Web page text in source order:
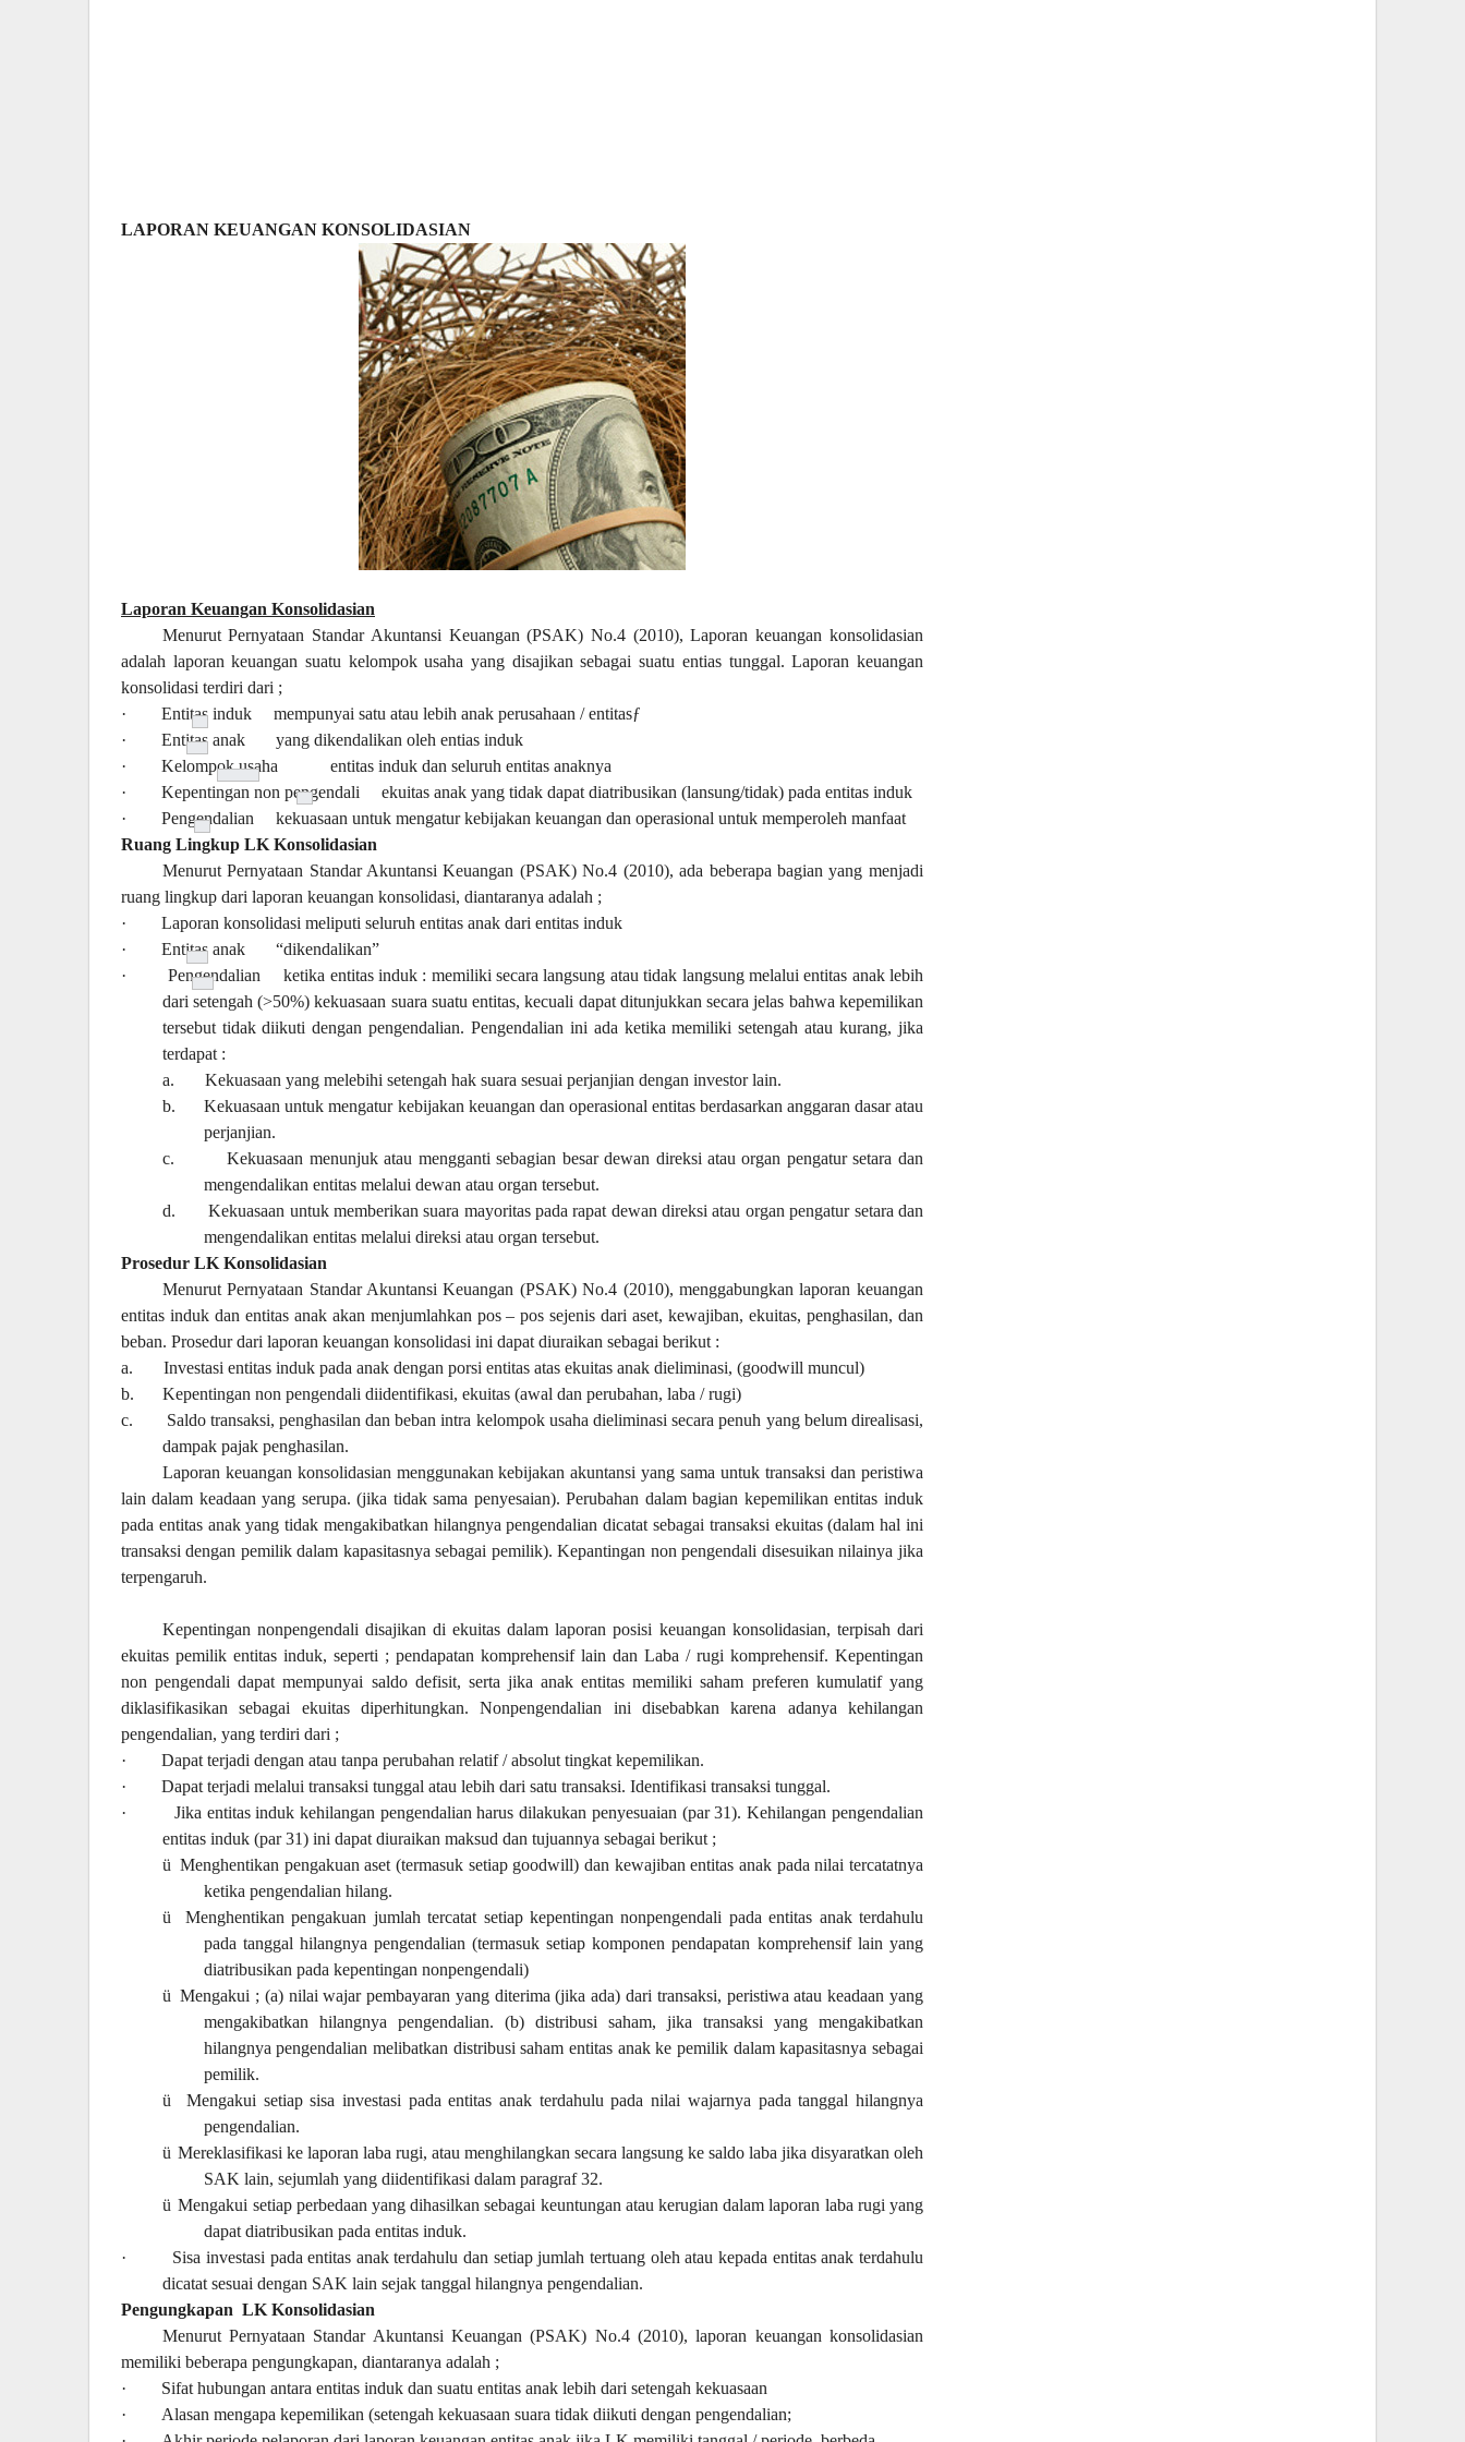
LAPORAN KEUANGAN KONSOLIDASIAN
Laporan Keuangan Konsolidasian
Menurut Pernyataan Standar Akuntansi Keuangan (PSAK) No.4 (2010), Laporan keuangan konsolidasian
adalah laporan keuangan suatu kelompok usaha yang disajikan sebagai suatu entias tunggal. Laporan keuangan
konsolidasi terdiri dari ;
·
Entitas induk
mempunyai satu atau lebih anak perusahaan / entitasƒ
·
Entitas anak
yang dikendalikan oleh entias induk
·
Kelompok usaha
entitas induk dan seluruh entitas anaknya
·
Kepentingan non pengendali
ekuitas anak yang tidak dapat diatribusikan (lansung/tidak) pada entitas induk
·
Pengendalian
kekuasaan untuk mengatur kebijakan keuangan dan operasional untuk memperoleh manfaat
Ruang Lingkup LK Konsolidasian
Menurut Pernyataan Standar Akuntansi Keuangan (PSAK) No.4 (2010), ada beberapa bagian yang menjadi
ruang lingkup dari laporan keuangan konsolidasi, diantaranya adalah ;
·
Laporan konsolidasi meliputi seluruh entitas anak dari entitas induk
·
Entitas anak
“dikendalikan”
·
Pengendalian
ketika entitas induk : memiliki secara langsung atau tidak langsung melalui entitas anak lebih
dari setengah (>50%) kekuasaan suara suatu entitas, kecuali dapat ditunjukkan secara jelas bahwa kepemilikan
tersebut tidak diikuti dengan pengendalian. Pengendalian ini ada ketika memiliki setengah atau kurang, jika
terdapat :
a.
Kekuasaan yang melebihi setengah hak suara sesuai perjanjian dengan investor lain.
b.
Kekuasaan untuk mengatur kebijakan keuangan dan operasional entitas berdasarkan anggaran dasar atau
perjanjian.
c.
Kekuasaan menunjuk atau mengganti sebagian besar dewan direksi atau organ pengatur setara dan
mengendalikan entitas melalui dewan atau organ tersebut.
d.
Kekuasaan untuk memberikan suara mayoritas pada rapat dewan direksi atau organ pengatur setara dan
mengendalikan entitas melalui direksi atau organ tersebut.
Prosedur LK Konsolidasian
Menurut Pernyataan Standar Akuntansi Keuangan (PSAK) No.4 (2010), menggabungkan laporan keuangan
entitas induk dan entitas anak akan menjumlahkan pos – pos sejenis dari aset, kewajiban, ekuitas, penghasilan, dan
beban. Prosedur dari laporan keuangan konsolidasi ini dapat diuraikan sebagai berikut :
a.
Investasi entitas induk pada anak dengan porsi entitas atas ekuitas anak dieliminasi, (goodwill muncul)
b.
Kepentingan non pengendali diidentifikasi, ekuitas (awal dan perubahan, laba / rugi)
c.
Saldo transaksi, penghasilan dan beban intra kelompok usaha dieliminasi secara penuh yang belum direalisasi,
dampak pajak penghasilan.
Laporan keuangan konsolidasian menggunakan kebijakan akuntansi yang sama untuk transaksi dan peristiwa
lain dalam keadaan yang serupa. (jika tidak sama penyesaian). Perubahan dalam bagian kepemilikan entitas induk
pada entitas anak yang tidak mengakibatkan hilangnya pengendalian dicatat sebagai transaksi ekuitas (dalam hal ini
transaksi dengan pemilik dalam kapasitasnya sebagai pemilik). Kepantingan non pengendali disesuikan nilainya jika
terpengaruh.
Kepentingan nonpengendali disajikan di ekuitas dalam laporan posisi keuangan konsolidasian, terpisah dari
ekuitas pemilik entitas induk, seperti ; pendapatan komprehensif lain dan Laba / rugi komprehensif. Kepentingan
non pengendali dapat mempunyai saldo defisit, serta jika anak entitas memiliki saham preferen kumulatif yang
diklasifikasikan sebagai ekuitas diperhitungkan. Nonpengendalian ini disebabkan karena adanya kehilangan
pengendalian, yang terdiri dari ;
·
Dapat terjadi dengan atau tanpa perubahan relatif / absolut tingkat kepemilikan.
·
Dapat terjadi melalui transaksi tunggal atau lebih dari satu transaksi. Identifikasi transaksi tunggal.
·
Jika entitas induk kehilangan pengendalian harus dilakukan penyesuaian (par 31). Kehilangan pengendalian
entitas induk (par 31) ini dapat diuraikan maksud dan tujuannya sebagai berikut ;
ü Menghentikan pengakuan aset (termasuk setiap goodwill) dan kewajiban entitas anak pada nilai tercatatnya
ketika pengendalian hilang.
ü
Menghentikan pengakuan jumlah tercatat setiap kepentingan nonpengendali pada entitas anak terdahulu
pada tanggal hilangnya pengendalian (termasuk setiap komponen pendapatan komprehensif lain yang
diatribusikan pada kepentingan nonpengendali)
ü Mengakui ; (a) nilai wajar pembayaran yang diterima (jika ada) dari transaksi, peristiwa atau keadaan yang
mengakibatkan hilangnya pengendalian. (b) distribusi saham, jika transaksi yang mengakibatkan
hilangnya pengendalian melibatkan distribusi saham entitas anak ke pemilik dalam kapasitasnya sebagai
pemilik.
ü
Mengakui setiap sisa investasi pada entitas anak terdahulu pada nilai wajarnya pada tanggal hilangnya
pengendalian.
ü Mereklasifikasi ke laporan laba rugi, atau menghilangkan secara langsung ke saldo laba jika disyaratkan oleh
SAK lain, sejumlah yang diidentifikasi dalam paragraf 32.
ü Mengakui setiap perbedaan yang dihasilkan sebagai keuntungan atau kerugian dalam laporan laba rugi yang
dapat diatribusikan pada entitas induk.
·
Sisa investasi pada entitas anak terdahulu dan setiap jumlah tertuang oleh atau kepada entitas anak terdahulu
dicatat sesuai dengan SAK lain sejak tanggal hilangnya pengendalian.
Pengungkapan LK Konsolidasian
Menurut Pernyataan Standar Akuntansi Keuangan (PSAK) No.4 (2010), laporan keuangan konsolidasian
memiliki beberapa pengungkapan, diantaranya adalah ;
·
Sifat hubungan antara entitas induk dan suatu entitas anak lebih dari setengah kekuasaan
·
Alasan mengapa kepemilikan (setengah kekuasaan suara tidak diikuti dengan pengendalian;